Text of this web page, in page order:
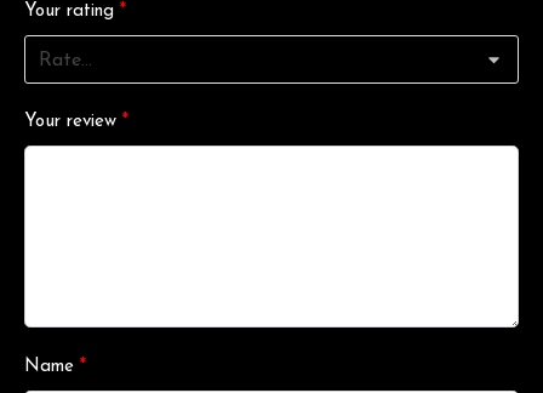
Your rating *
Your review *
Name *